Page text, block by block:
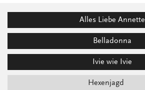
Alles Liebe Annette
Belladonna
Ivie wie Ivie
Hexenjagd